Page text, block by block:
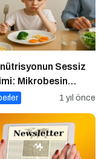
Sessiz
Mikrobesin
1 yıl önce